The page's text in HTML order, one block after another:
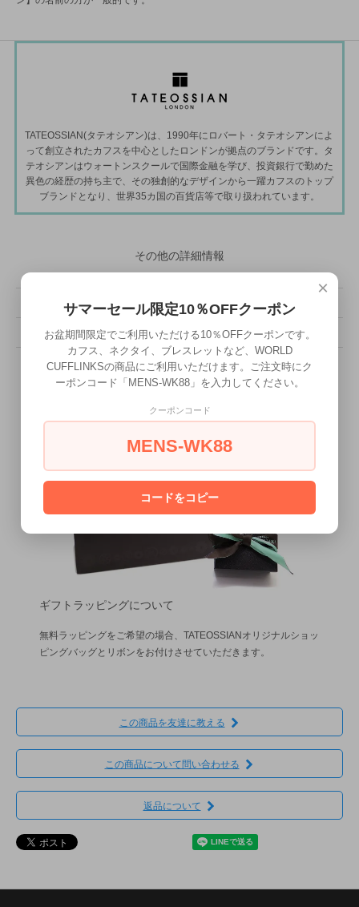
TATEOSSIAN(タテオシアン)は、1990年にロバート・タテオシアンによ
って創立されたカフスを中心としたロンドンが拠点のブランドです。タ
テオシアンはウォートンスクールで国際金融を学び、投資銀行で勤めた
異色の経歴の持ち主で、その独創的なデザインから一躍カフスのトップ
ブランドとなり、世界35カ国の百貨店等で取り扱われています。
その他の詳細情報
販売価格 132,000円(税込)
型番 TA-CF0715
ギフトラッピングについて
無料ラッピングをご希望の場合、TATEOSSIANオリジナルショッ
ピングバッグとリボンをお付けさせていただきます。
この商品を友達に教える
この商品について問い合わせる
返品について
×
サマーセール限定10％OFFクーポン
お盆期間限定でご利用いただける10％OFFクーポンです。
カフス、ネクタイ、ブレスレットなど、WORLD
CUFFLINKSの商品にご利用いただけます。ご注文時にク
ーポンコード「MENS-WK88」を入力してください。
クーポンコード
MENS-WK88
コードをコピー